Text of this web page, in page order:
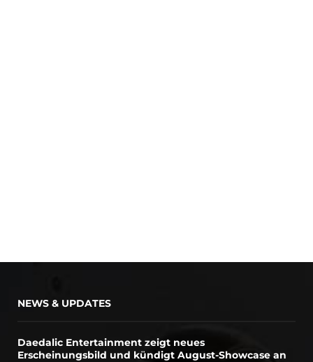
NEWS & UPDATES
Daedalic Entertainment zeigt neues
Erscheinungsbild und kündigt August-Showcase an